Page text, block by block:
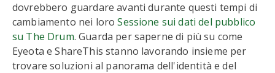
dovrebbero guardare avanti durante questi tempi di
cambiamento nei loroSessione sui dati del pubblico
su The Drum. Guarda per saperne di più su come
Eyeota e ShareThis stanno lavorando insieme per
trovare soluzioni al panorama dell'identità e del